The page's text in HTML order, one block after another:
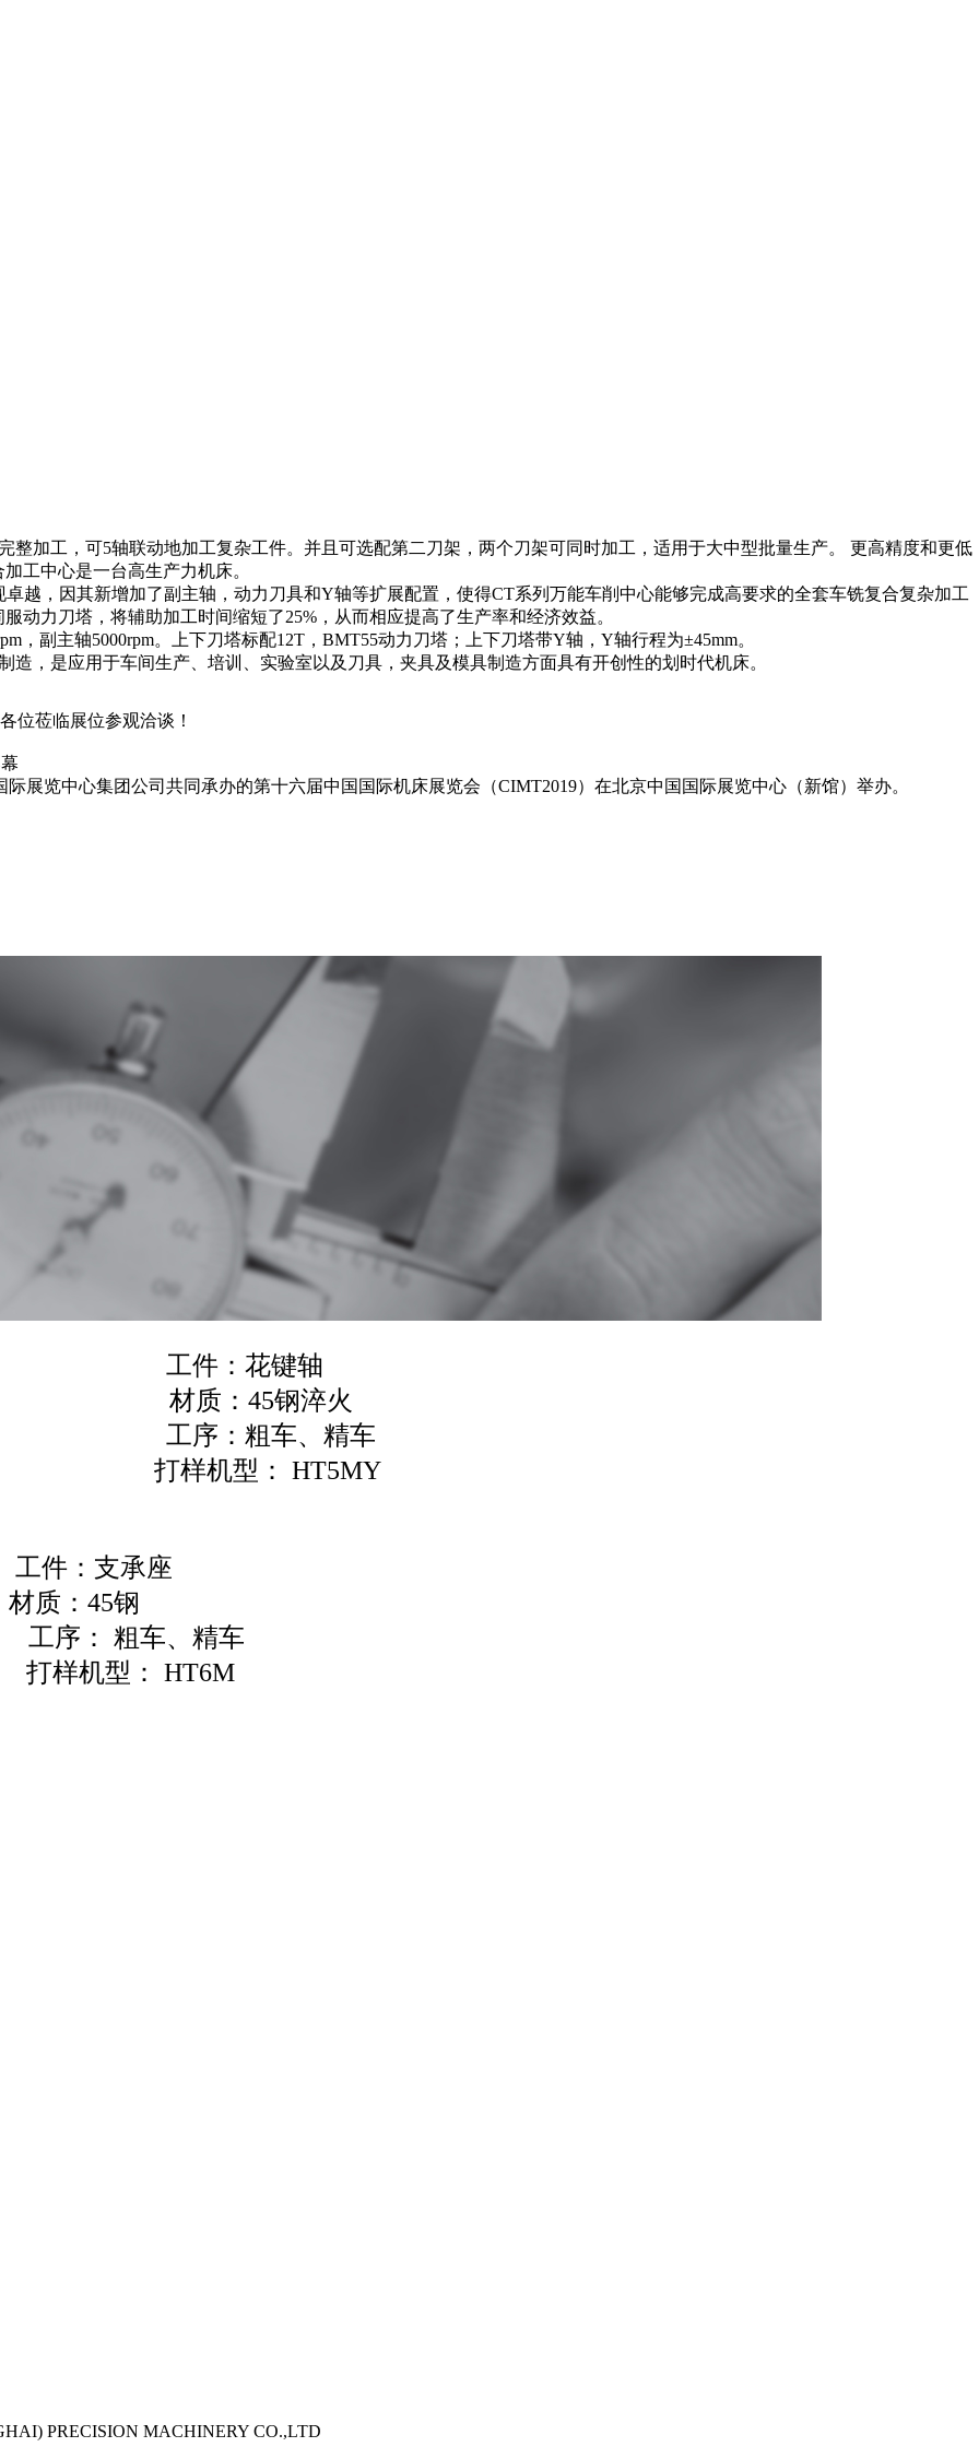
整加工，可5轴联动地加工复杂工件。并且可选配第二刀架，两个刀架可同时加工，适用于大中型批量生产。 更高精度和更低
工中心是一台高生产力机床。
越，因其新增加了副主轴，动力刀具和Y轴等扩展配置，使得CT系列万能车削中心能够完成高要求的全套车铣复合复杂加工
动力刀塔，将辅助加工时间缩短了25%，从而相应提高了生产率和经济效益。
，副主轴5000rpm。上下刀塔标配12T，BMT55动力刀塔；上下刀塔带Y轴，Y轴行程为±45mm。
，是应用于车间生产、培训、实验室以及刀具，夹具及模具制造方面具有开创性的划时代机床。
位莅临展位参观洽谈！
展览中心集团公司共同承办的第十六届中国国际机床展览会（CIMT2019）在北京中国国际展览中心（新馆）举办。
工件：花键轴
材质：45钢淬火
工序：粗车、精车
打样机型： HT5MY
支承座
材质：45钢
粗车、精车
打样机型： HT6M
PRECISION MACHINERY CO.,LTD